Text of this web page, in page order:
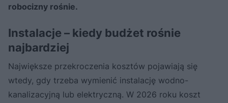
robocizny rośnie.
Instalacje – kiedy budżet rośnie
najbardziej
Największe przekroczenia kosztów pojawiają się
wtedy, gdy trzeba wymienić instalację wodno-
kanalizacyjną lub elektryczną. W 2026 roku koszt